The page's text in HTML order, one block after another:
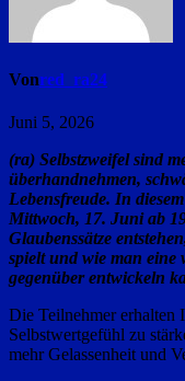
Vonred_ra24
Juni 5, 2026
(ra) Selbstzweifel sind
überhandnehmen,
Lebensfreude. In
Mittwoch, 17. Juni ab
Glaubenssätze
spielt und wie man eine
gegenüber entwickeln
Die Teilnehmer erhalten
Selbstwertgefühl zu
mehr Gelassenheit und